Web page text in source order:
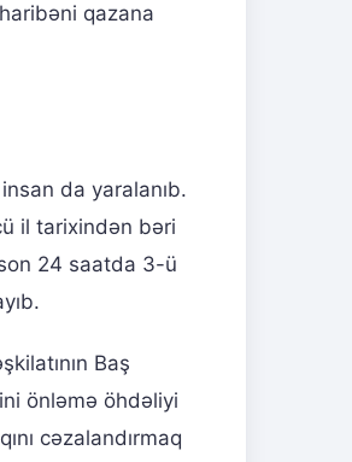
qazana
da yaralanıb.
il tarixindən bəri
24 saatda 3-ü
Baş
önləmə öhdəliyi
cəzalandırmaq